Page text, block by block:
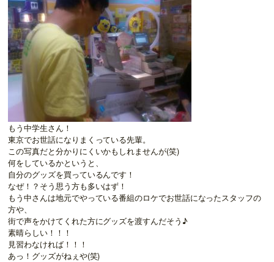
もう中学生さん！
東京でお世話になりまくっている先輩。
この写真だと分かりにくいかもしれませんが(笑)
何をしているかというと、
自分のグッズを買っているんです！
なぜ！？そう思う方も多いはず！
もう中さんは地元でやっている番組のロケでお世話になったスタッフの
方や、
街で声をかけてくれた方にグッズを渡すんだそう♪
素晴らしい！！！
見習わなければ！！！
あっ！グッズがねぇや(笑)